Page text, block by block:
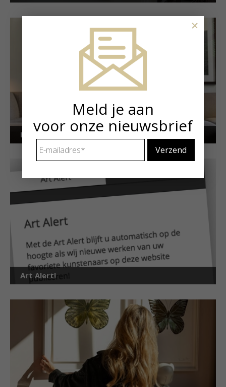
Kunstuitleen voor particulieren
Art Alert!
Meld je aan
voor onze nieuwsbrief
mailadres *
×